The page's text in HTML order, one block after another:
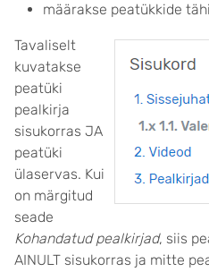
määrakse peatükkide
Tavaliselt
kuvatakse
peatüki
pealkirja
sisukorras JA
peatüki
ülaservas. Kui
on märgitud
seade
Kohandatud pealkirjad, siis
AINULT sisukorras ja mitte